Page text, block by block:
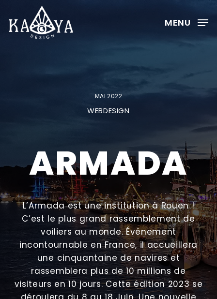
to
main
MENU
MAI 2022
WEBDESIGN
ARMADA
L’Armada est une institution à Rouen !
C’est le plus grand rassemblement de
voiliers au monde. Événement
incontournable en France, il accueillera
une cinquantaine de navires et
rassemblera plus de 10 millions de
visiteurs en 10 jours. Cette édition 2023 se
Close